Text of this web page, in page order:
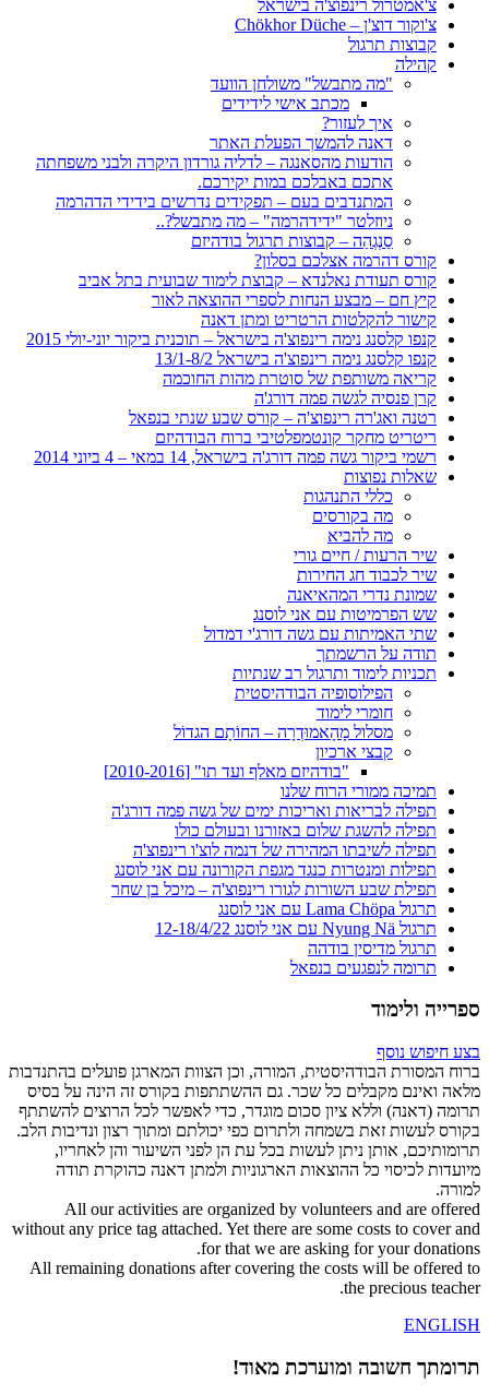
צ'אמטרול רינפוצ'ה בישראל
צ'וקור דוצ'ן – Chökhor Düche
קבוצות תרגול
קהילה
"מה מתבשל" משולחן הוועד
מכתב אישי לידידים
איך לעזור?
דאנה להמשך הפעלת האתר
הודעות מהסאנגה – לדליה גורדון היקרה ולבני משפחתה
אתכם באבלכם במות יקירכם.
המתנדבים בעם – תפקידים נדרשים בידידי הדהרמה
ניוזלטר "ידידהרמה" – מה מתבשל?..
סַנְגְהַה – קבוצות תרגול בודהיזם
קורס דהרמה אצלכם בסלון?
קורס תעודת נאלנדא – קבוצת לימוד שבועית בתל אביב
קיץ חם – מבצע הנחות לספרי ההוצאה לאור
קישור להקלטות הרטריט ומתן דאנה
קנפו קלסנג נימה רינפוצ'ה בישראל – תוכנית ביקור יוני-יולי 2015
קנפו קלסנג נימה רינפוצ'ה בישראל 13/1-8/2
קריאה משותפת של סוטרת מהות החוכמה
קרן פנסיה לגשה פמה דורג'ה
רטנה ואג'רה רינפוצ'ה – קורס שבע שנתי בנפאל
ריטריט מחקר קונטמפלטיבי ברוח הבודהיזם
רשמי ביקור גשה פמה דורג'ה בישראל, 14 במאי – 4 ביוני 2014
שאלות נפוצות
כללי התנהגות
מה בקורסים
מה להביא
שיר הרעות / חיים גורי
שיר לכבוד חג החירות
שמונת נדרי המהאיאנה
שש הפרמיטות עם אני לוסנג
שתי האמיתות עם גשה דורג'י דמדול
תודה על הרשמתך
תכניות לימוד ותרגול רב שנתיות
הפילוסופיה הבודהיסטית
חומרי לימוד
מסלול מָהָאמוּדְרָה – החוֹתָם הגדוֹל
קבצי ארכיון
"בודהיזם מאלף ועד תו" [2010-2016]
תמיכה ממורי הרוח שלנו
תפילה לבריאות ואריכות ימים של גשה פמה דורג'ה
תפילה להשגת שלום באזורנו ובעולם כולו
תפילה לשיבתו המהירה של דנמה לוצ'ו רינפוצ'ה
תפילות ומנטרות כנגד מגפת הקורונה עם אני לוסנג
תפילת שבע השורות לגורו רינפוצ'ה – מיכל בן שחר
תרגול Lama Chöpa עם אני לוסנג
תרגול Nyung Nä עם אני לוסנג 12-18/4/22
תרגול מדיסין בודהה
תרומה לנפגעים בנפאל
ספרייה ולימוד
בצע חיפוש נוסף
ברוח המסורת הבודהיסטית, המורה, וכן הצוות המארגן פועלים בהתנדבות
מלאה ואינם מקבלים כל שכר. גם ההשתתפות בקורס זה הינה על בסיס
תרומה (דאנה) וללא ציון סכום מוגדר, כדי לאפשר לכל הרוצים להשתתף
בקורס לעשות זאת בשמחה ולתרום כפי יכולתם ומתוך רצון ונדיבות הלב.
תרומותיכם, אותן ניתן לעשות בכל עת הן לפני השיעור והן לאחריו,
מיועדות לכיסוי כל ההוצאות הארגוניות ולמתן דאנה כהוקרת תודה
למורה.
All our activities are organized by volunteers and are offered
without any price tag attached. Yet there are some costs to cover and
for that we are asking for your donations.
All remaining donations after covering the costs will be offered to
the precious teacher.
ENGLISH
תרומתך חשובה ומוערכת מאוד!